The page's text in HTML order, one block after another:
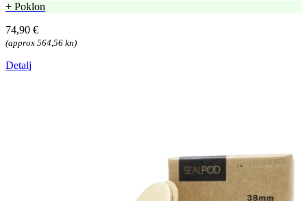
+ Poklon
74,90 €
(approx 564,56 kn)
Detalj